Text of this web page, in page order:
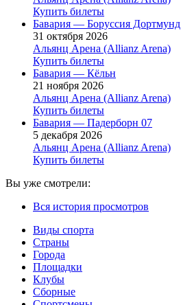
Купить билеты
Бавария — Боруссия Дортмунд
31 октября 2026
Альянц Арена (Allianz Arena)
Купить билеты
Бавария — Кёльн
21 ноября 2026
Альянц Арена (Allianz Arena)
Купить билеты
Бавария — Падерборн 07
5 декабря 2026
Альянц Арена (Allianz Arena)
Купить билеты
Вы уже смотрели:
Вся история просмотров
Виды спорта
Страны
Города
Площадки
Клубы
Сборные